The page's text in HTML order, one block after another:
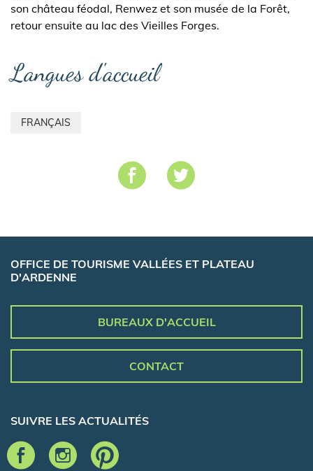
son château féodal, Renwez et son musée de la Forêt,
retour ensuite au lac des Vieilles Forges.
Langues d'accueil
FRANÇAIS
OFFICE DE TOURISME VALLÉES ET PLATEAU
D'ARDENNE
BUREAUX D'ACCUEIL
CONTACT
SUIVRE LES ACTUALITÉS